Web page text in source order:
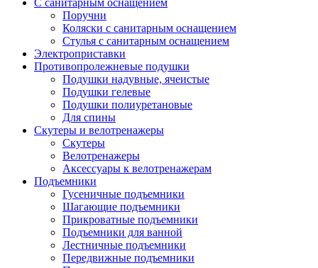
С санитарным оснащением
Поручни
Коляски с санитарным оснащением
Стулья с санитарным оснащением
Электроприставки
Противопролежневые подушки
Подушки надувные, ячеистые
Подушки гелевые
Подушки полиуретановые
Для спины
Скутеры и велотренажеры
Скутеры
Велотренажеры
Аксессуары к велотренажерам
Подъемники
Гусеничные подъемники
Шагающие подъемники
Прикроватные подъемники
Подъемники для ванной
Лестничные подъемники
Передвижные подъемники